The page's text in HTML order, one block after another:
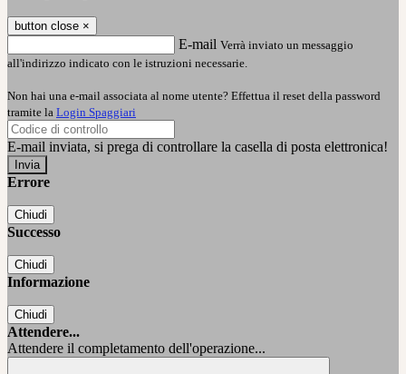
button close ×
E-mail Verrà inviato un messaggio
all'indirizzo indicato con le istruzioni necessarie.
Non hai una e-mail associata al nome utente? Effettua il reset della password
tramite la Login Spaggiari
E-mail inviata, si prega di controllare la casella di posta elettronica!
Errore
Chiudi
Successo
Chiudi
Informazione
Chiudi
Attendere...
Attendere il completamento dell'operazione...